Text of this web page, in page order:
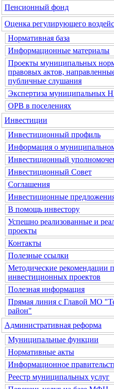
Пенсионный фонд
Оценка регулирующего
Нормативная база
Информационные материалы
Проекты муниципальных
правовых актов,
публичные слушания
Экспертиза муниципальных
ОРВ в поселениях
Инвестиции
Инвестиционный профиль
Информация о
Инвестиционный
Инвестиционный Совет
Соглашения
Инвестиционные
В помощь инвестору
Успешно реализованные и
проекты
Контакты
Полезные ссылки
Методические рекомендации
инвестиционных проектов
Полезная информация
Прямая линия с Главой МО
район"
Административная реформа
Муниципальные функции
Нормативные акты
Информационное
Реестр муниципальных услуг